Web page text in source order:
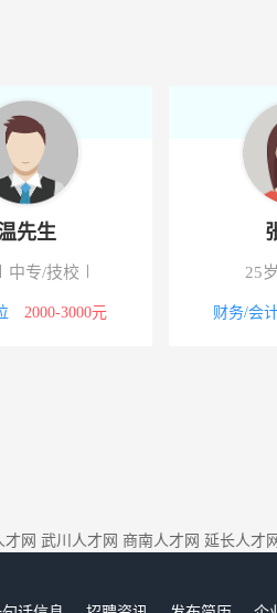
先生
中专/技校
2000-3000元
25岁
财务/会
才网 武川人才网 商南人才网 延长人才网